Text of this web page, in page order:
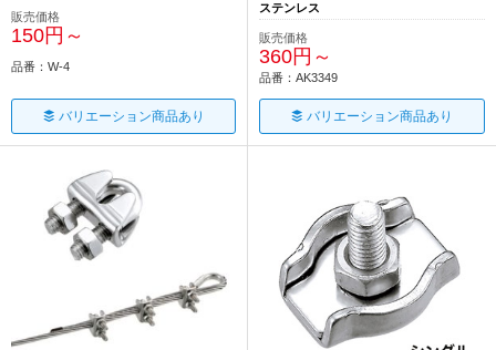
販売価格
150円～
品番：W-4
バリエーション商品あり
ステンレス
販売価格
360円～
品番：AK3349
バリエーション商品あり